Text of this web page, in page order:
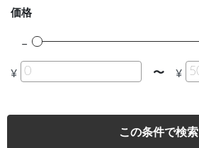
価格
¥ 〜 ¥
この条件で検索